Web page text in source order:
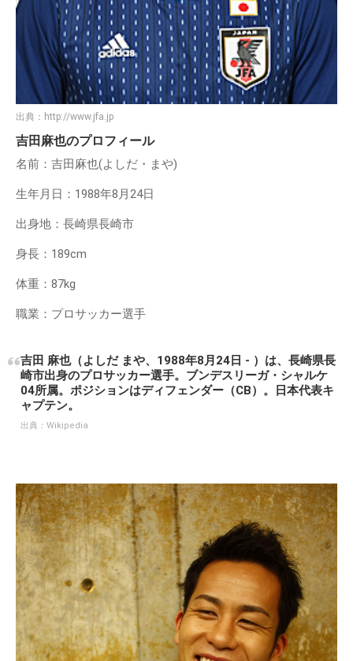
出典： http://www.jfa.jp
吉田麻也のプロフィール
名前：吉田麻也(よしだ・まや)
生年月日：1988年8月24日
出身地：長崎県長崎市
身長：189cm
体重：87kg
職業：プロサッカー選手
吉田 麻也（よしだ まや、1988年8月24日 - ）は、長崎県長
崎市出身のプロサッカー選手。ブンデスリーガ・シャルケ
04所属。ポジションはディフェンダー（CB）。日本代表キ
ャプテン。
出典： Wikipedia